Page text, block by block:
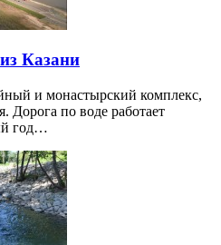
Казани
и монастырский комплекс,
Дорога по воде работает
год…